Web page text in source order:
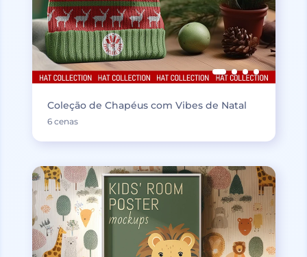
Coleção de Chapéus com Vibes de Natal
6 cenas